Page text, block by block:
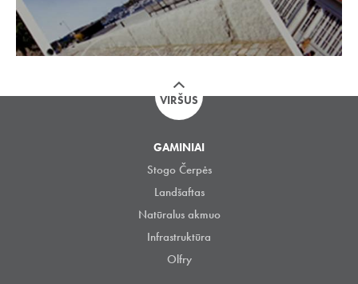
VIRŠUS
GAMINIAI
Stogo Čerpės
Landšaftas
Natūralus akmuo
Infrastruktūra
Olfry